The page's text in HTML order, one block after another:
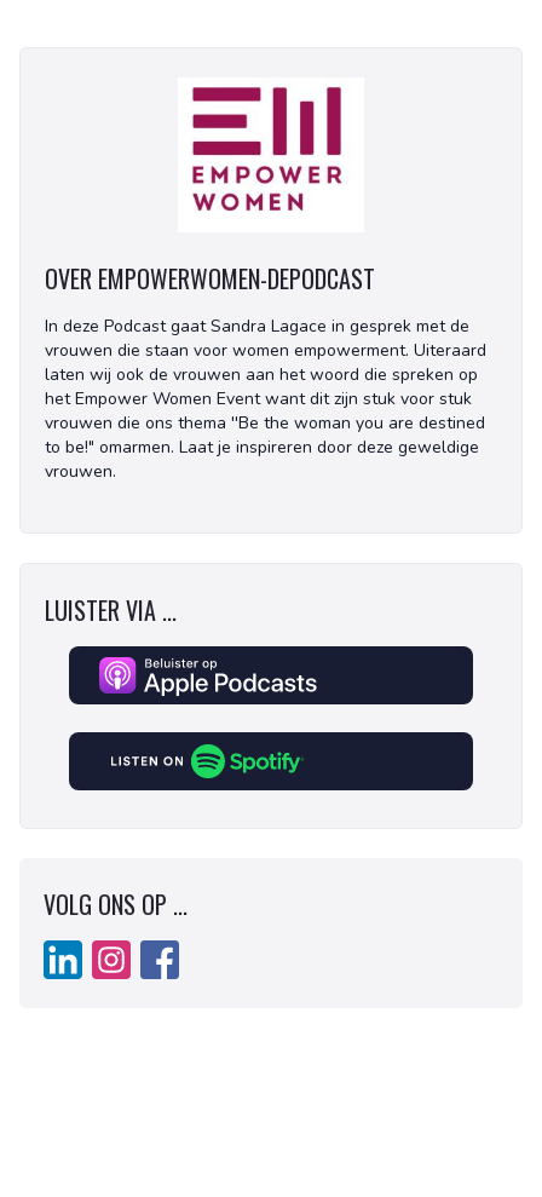
OVER EMPOWERWOMEN-DEPODCAST
In deze Podcast gaat Sandra Lagace in gesprek met de
vrouwen die staan voor women empowerment. Uiteraard
laten wij ook de vrouwen aan het woord die spreken op
het Empower Women Event want dit zijn stuk voor stuk
vrouwen die ons thema ''Be the woman you are destined
to be!" omarmen. Laat je inspireren door deze geweldige
vrouwen.
LUISTER VIA ...
VOLG ONS OP ...